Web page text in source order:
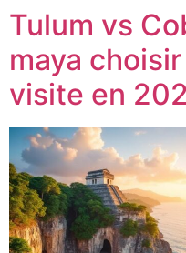
Tulum vs
maya
visite en